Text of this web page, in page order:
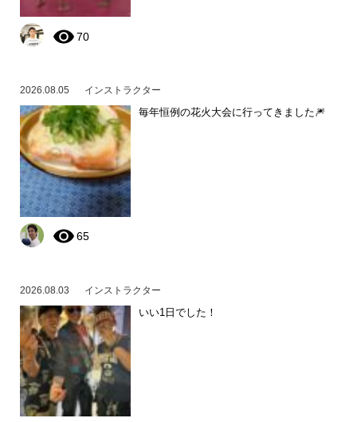
70
2026.08.05 インストラクター
毎年恒例の花火大会に行ってきました🎆
65
2026.08.03 インストラクター
いい1日でした！